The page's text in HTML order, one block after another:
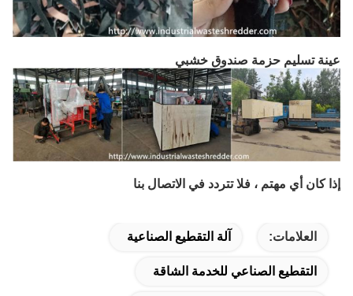
عينة تسليم حزمة صندوق خشبي
إذا كان أي مهتم ، فلا تتردد في الاتصال بنا
العلامات: آلة التقطيع الصناعية
التقطيع الصناعي للخدمة الشاقة